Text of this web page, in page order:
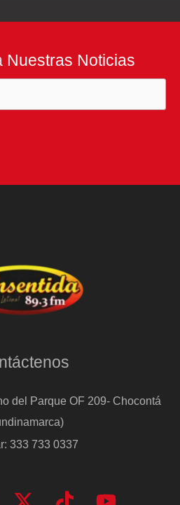
Nuestras Noticias
del Parque OF 209- Chocontá
333 733 0337